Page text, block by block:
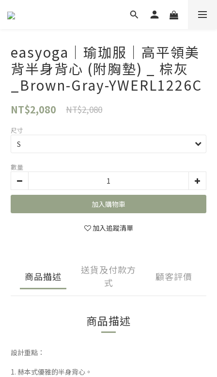
easyoga｜瑜珈服｜高平領美
背半身背心 (附胸墊) _ 棕灰
_Brown-Gray-YWERL1226C
NT$2,080 NT$2,080
尺寸
數量
加入購物車
加入追蹤清單
商品描述
送貨及付款方
式
顧客評價
商品描述
設計重點：
1. 赫本式優雅的半身背心。